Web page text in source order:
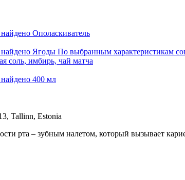
Ополаскиватель
Ягоды По выбранным характеристикам
соль, имбирь, чай матча
400 мл
Tallinn, Estonia
рта – зубным налетом, который вызывает